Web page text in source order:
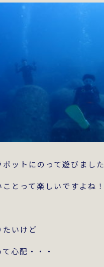
ットにのって遊びました
とって楽しいですよね！
たいけど
心配・・・